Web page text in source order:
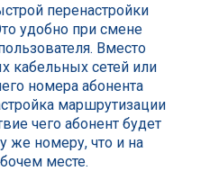
перенастройки
удобно при смене
Вместо
кабельных сетей или
номера абонента
маршрутизации
чего абонент будет
же номеру, что и на
месте.